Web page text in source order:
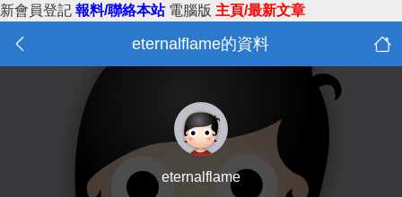
新會員登記 報料/聯絡本站 電腦版 主頁/最新文章
eternalflame的資料
eternalflame